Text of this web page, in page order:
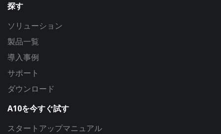
探す
ソリューション
製品一覧
導入事例
サポート
ダウンロード
A10を今すぐ試す
スタートアップマニュアル